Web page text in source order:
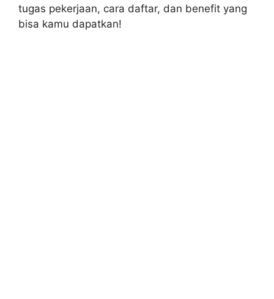
tugas pekerjaan, cara daftar, dan benefit yang
bisa kamu dapatkan!